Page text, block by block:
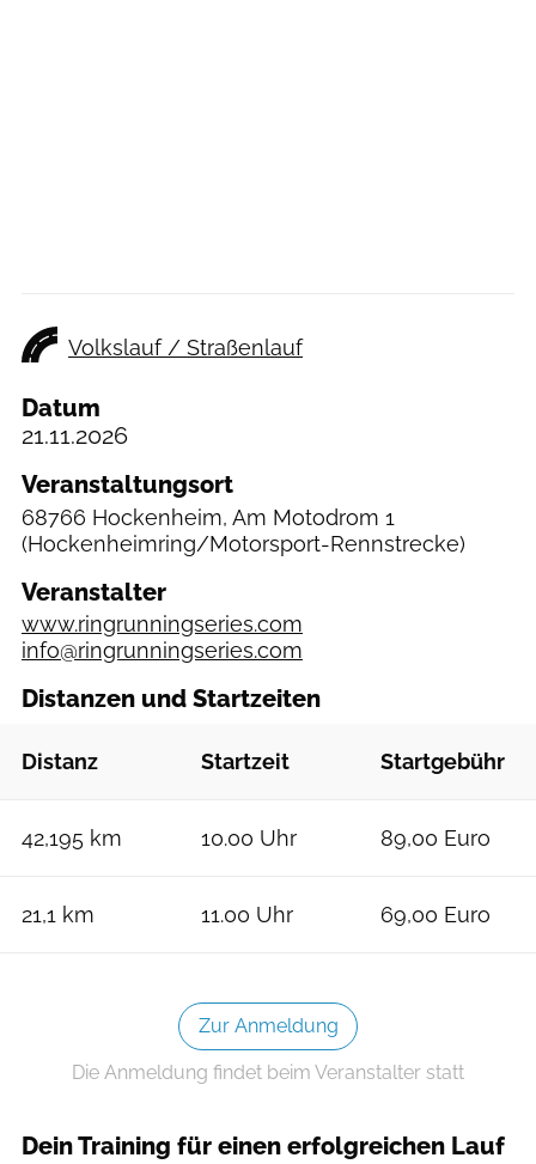
Volkslauf / Straßenlauf
Datum
21.11.2026
Veranstaltungsort
68766 Hockenheim, Am Motodrom 1
(Hockenheimring/Motorsport-Rennstrecke)
Veranstalter
www.ringrunningseries.com
info@ringrunningseries.com
Distanzen und Startzeiten
Distanz Startzeit Startgebühr
42,195 km 10.00 Uhr 89,00 Euro
21,1 km 11.00 Uhr 69,00 Euro
Zur Anmeldung
Die Anmeldung findet beim Veranstalter statt
Dein Training für einen erfolgreichen Lauf